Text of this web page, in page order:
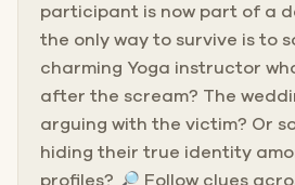
participant is now part of a
the only way to survive is to
charming Yoga instructor
after the scream? The
arguing with the victim? Or
hiding their true identity
profiles? 🔎 Follow clues